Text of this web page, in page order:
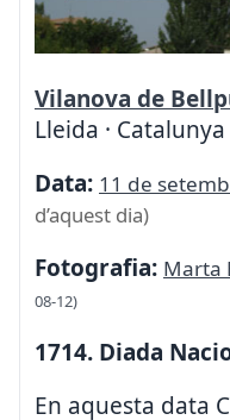
Vilanova de
Lleida · Catalunya
Data: 11 de
d’aquest dia)
Fotografia: Marta
08-12)
1714. Diada
En aquesta data